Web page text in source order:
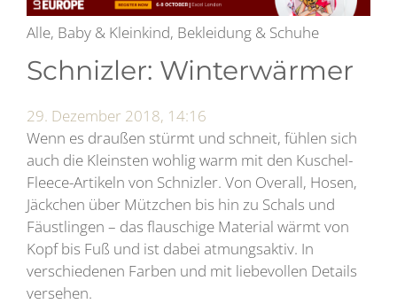
Alle, Baby & Kleinkind, Bekleidung & Schuhe
Schnizler: Winterwärmer
29. Dezember 2018, 14:16
Wenn es draußen stürmt und schneit, fühlen sich
auch die Kleinsten wohlig warm mit den Kuschel-
Fleece-Artikeln von Schnizler. Von Overall, Hosen,
Jäckchen über Mützchen bis hin zu Schals und
Fäustlingen – das flauschige Material wärmt von
Kopf bis Fuß und ist dabei atmungsaktiv. In
verschiedenen Farben und mit liebevollen Details
versehen.